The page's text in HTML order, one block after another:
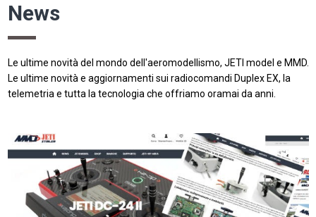
News
Le ultime novità del mondo dell'aeromodellismo, JETI model e MMD.
Le ultime novità e aggiornamenti sui radiocomandi Duplex EX, la
telemetria e tutta la tecnologia che offriamo oramai da anni.